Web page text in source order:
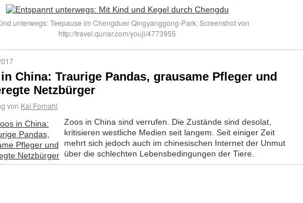
unterwegs: Teepause im Chengduer Qingyanggong-Park; Screenshot von
http://travel.qunar.com/youji/4773955
China: Traurige Pandas, grausame Pfleger und
Netzbürger
von Kai Fornahl
Zoos in China sind verrufen. Die Zustände sind desolat,
kritisieren westliche Medien seit langem. Seit einiger Zeit
mehrt sich jedoch auch im chinesischen Internet der Unmut
über die schlechten Lebensbedingungen der Tiere.